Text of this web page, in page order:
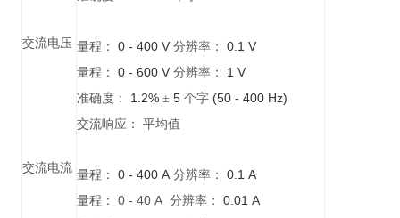
交流电压
交流电流
量程： 0 - 400 V 分辨率： 0.1 V
量程： 0 - 600 V 分辨率： 1 V
准确度： 1.2% ± 5 个字(50 - 400 Hz)
交流响应： 平均值
量程： 0 - 400 A 分辨率： 0.1 A
量程： 0 - 40 A 分辨率： 0.01 A